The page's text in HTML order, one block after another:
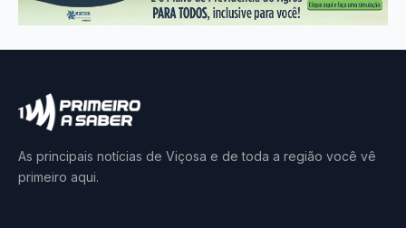
As principais notícias de Viçosa e de toda a região você vê
primeiro aqui.